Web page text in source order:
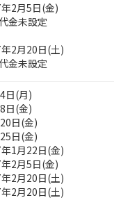
2月5日(金)
金未設定
2月20日(土)
金未設定
日(月)
日(金)
日(金)
日(金)
1月22日(金)
2月5日(金)
2月20日(土)
2月20日(土)